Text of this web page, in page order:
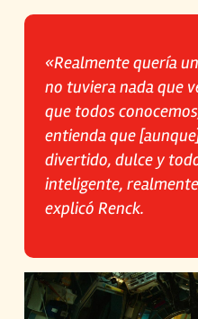
«Realmente quería
no tuviera nada que
que todos
entienda que
divertido, dulce y
inteligente,
explicó Renck.